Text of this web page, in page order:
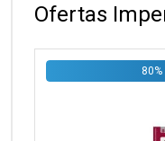
Ofertas
80%